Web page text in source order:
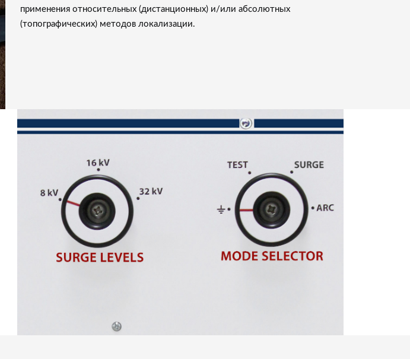
применения относительных (дистанционных) и/или абсолютных
(топографических) методов локализации.